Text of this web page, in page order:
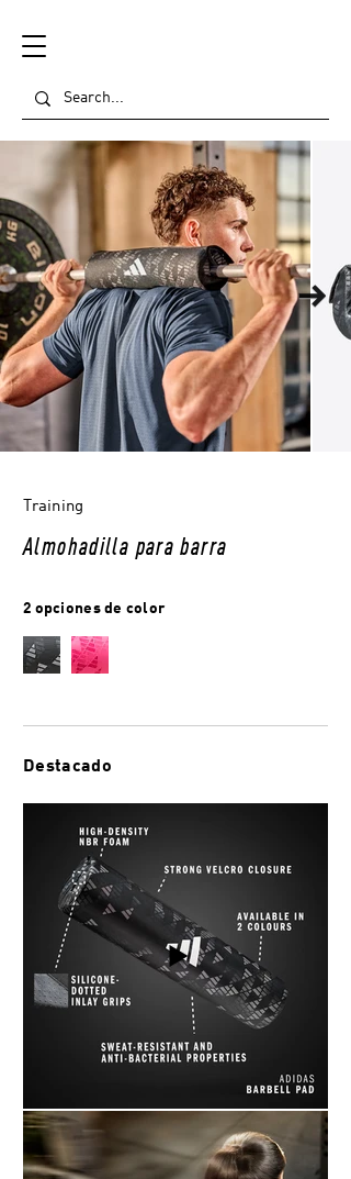
Training
Almohadilla para barra
2 opciones de color
Destacado